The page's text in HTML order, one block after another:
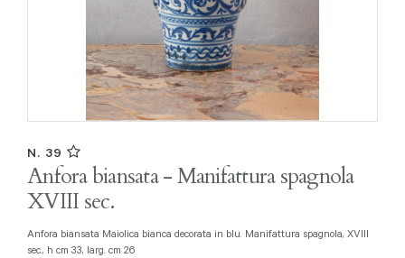
N. 39
Anfora biansata - Manifattura spagnola
XVIII sec.
Anfora biansata Maiolica bianca decorata in blu. Manifattura spagnola, XVIII
sec., h cm 33, larg. cm 26